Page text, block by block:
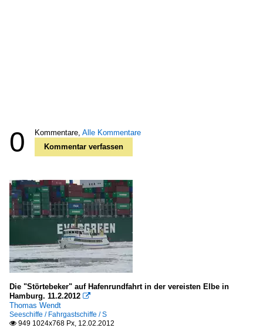
0 Kommentare, Alle Kommentare
Kommentar verfassen
Die "Störtebeker" auf Hafenrundfahrt in der vereisten Elbe in
Hamburg. 11.2.2012 
Thomas Wendt
Seeschiffe / Fahrgastschiffe / S
 949 1024x768 Px, 12.02.2012